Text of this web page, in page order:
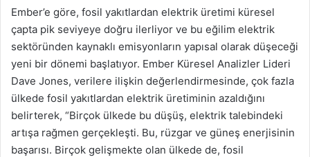
Ember’e göre, fosil yakıtlardan elektrik üretimi küresel
çapta pik seviyeye doğru ilerliyor ve bu eğilim elektrik
sektöründen kaynaklı emisyonların yapısal olarak düşeceği
yeni bir dönemi başlatıyor. Ember Küresel Analizler Lideri
Dave Jones, verilere ilişkin değerlendirmesinde, çok fazla
ülkede fosil yakıtlardan elektrik üretiminin azaldığını
belirterek, “Birçok ülkede bu düşüş, elektrik talebindeki
artışa rağmen gerçekleşti. Bu, rüzgar ve güneş enerjisinin
başarısı. Birçok gelişmekte olan ülkede de, fosil